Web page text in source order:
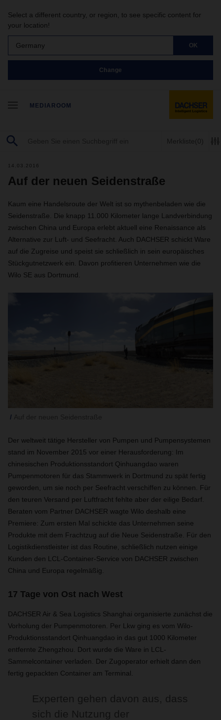
Select a different country, or region, to see specific content for
your location!
Germany OK
Change
MEDIAROOM
Merkliste(0)
14.03.2016
Auf der neuen Seidenstraße
Kaum eine Handelsroute der Welt ist so mythenbeladen wie die
Seidenstraße. Die knapp 11.000 Kilometer lange Landverbindung
zwischen China und Europa erlebt aktuell eine Renaissance als
Alternative zur Luft- und Seefracht. Auch DACHSER schickt Ware
auf die Zugreise und speist sie schließlich in sein europäisches
Stückgutnetzwerk ein. Davon profitieren Unternehmen wie die
Wilo SE aus Dortmund.
Der weltweit tätige Hersteller von Pumpen und Pumpensystemen
stand im November 2015 vor einer Herausforderung: Im
chinesischen Produktionsstandort Qinhuangdao waren
Pumpenmotoren für das Stammwerk in Dortmund zu spät fertig
geworden, um sie noch per Seefracht verschiffen zu können. Für
den teuren Versand per Luftfracht fehlte aber der eilige Bedarf.
Beraten vom Partner DACHSER wagte Wilo deshalb eine
Premiere: Zum ersten Mal schickte das Unternehmen seine
Produkte mit dem Frachtzug auf die Neue Seidenstraße. Für den
Logistikdienstleister ist das Routine, schließlich nutzen einige
Kunden den LCL-Container-Service von DACHSER zwischen
China und Europa regelmäßig.
17 Tage von Ost nach West
DACHSER Air & Sea Logistics Shanghai organisierte zunächst die
Vorholung der Pumpenmotoren. Per Lkw ging es vom Wilo-
Produktionsstandort Qinhuangdao in das gut 1000 Kilometer
entfernte Zhengzhou. Dort wurde die Ware in LCL-
Sammelcontainer verladen. Der Zugoperator erhielt dann den
fertig gepackten Container am Terminal.
Experten gehen davon aus, dass
sich die Nutzung der